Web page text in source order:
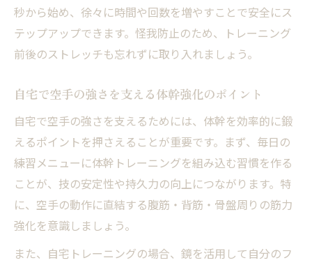
秒から始め、徐々に時間や回数を増やすことで安全にス
テップアップできます。怪我防止のため、トレーニング
前後のストレッチも忘れずに取り入れましょう。
自宅で空手の強さを支える体幹強化のポイント
自宅で空手の強さを支えるためには、体幹を効率的に鍛
えるポイントを押さえることが重要です。まず、毎日の
練習メニューに体幹トレーニングを組み込む習慣を作る
ことが、技の安定性や持久力の向上につながります。特
に、空手の動作に直結する腹筋・背筋・骨盤周りの筋力
強化を意識しましょう。
また、自宅トレーニングの場合、鏡を活用して自分のフ